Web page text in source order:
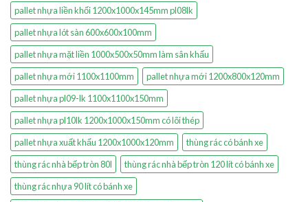
pallet nhựa liền khối 1200x1000x145mm pl08lk
pallet nhựa lót sàn 600x600x100mm
pallet nhựa mặt liền 1000x500x50mm làm sân khấu
pallet nhựa mới 1100x1100mm
pallet nhựa mới 1200x800x120mm
pallet nhựa pl09-lk 1100x1100x150mm
pallet nhựa pl10lk 1200x1000x150mm có lõi thép
pallet nhựa xuất khẩu 1200x1000x120mm
thùng rác có bánh xe
thùng rác nhà bếp tròn 80l
thùng rác nhà bếp tròn 120 lít có bánh xe
thùng rác nhựa 90 lít có bánh xe